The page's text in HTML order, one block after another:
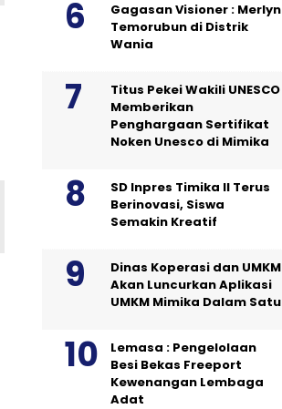
Gagasan Visioner : Merlyn
Temorubun di Distrik
Wania
Titus Pekei Wakili UNESCO
Memberikan
Penghargaan Sertifikat
Noken Unesco di Mimika
SD Inpres Timika II Terus
Berinovasi, Siswa
Semakin Kreatif
Dinas Koperasi dan UMKM
Akan Luncurkan Aplikasi
UMKM Mimika Dalam Satu
Lemasa : Pengelolaan
Besi Bekas Freeport
Kewenangan Lembaga
Adat